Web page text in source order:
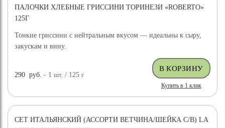
ПАЛОЧКИ ХЛЕБНЫЕ ГРИССИНИ ТОРИНЕЗИ «ROBERTO»
125Г
Тонкие гриссини с нейтральным вкусом — идеальны к сыру,
закускам и вину.
290 руб. - 1шт. / 125г
Купить в 1 клик
СЕТ ИТАЛЬЯНСКИЙ (АССОРТИ ВЕТЧИНА/ШЕЙКА С/В) LA